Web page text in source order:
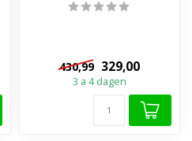
430,99 329,00
3 a 4 dagen